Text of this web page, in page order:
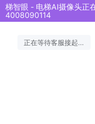
4008090114
正在等待客服接起...